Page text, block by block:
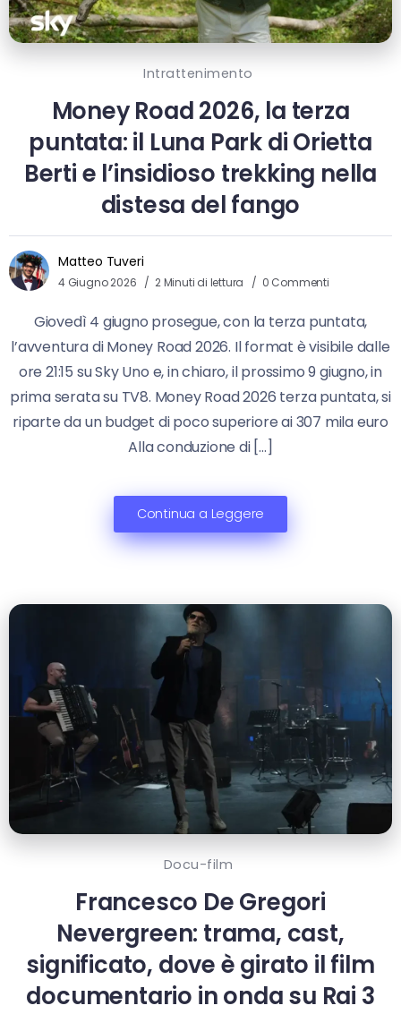
Intrattenimento
Money Road 2026, la terza
puntata: il Luna Park di Orietta
Berti e l’insidioso trekking nella
distesa del fango
Matteo Tuveri
4 Giugno 2026 2 Minuti di lettura 0 Commenti
Giovedì 4 giugno prosegue, con la terza puntata,
l’avventura di Money Road 2026. Il format è visibile dalle
ore 21:15 su Sky Uno e, in chiaro, il prossimo 9 giugno, in
prima serata su TV8. Money Road 2026 terza puntata, si
riparte da un budget di poco superiore ai 307 mila euro
Alla conduzione di […]
Continua a Leggere
Docu-film
Francesco De Gregori
Nevergreen: trama, cast,
significato, dove è girato il film
documentario in onda su Rai 3